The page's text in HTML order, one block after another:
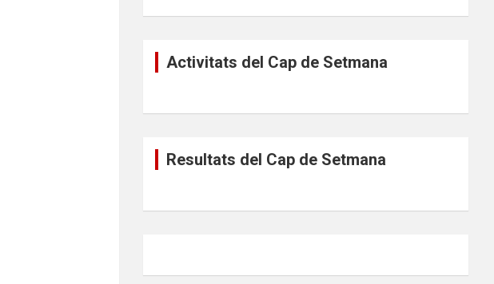
Activitats del Cap de Setmana
Resultats del Cap de Setmana